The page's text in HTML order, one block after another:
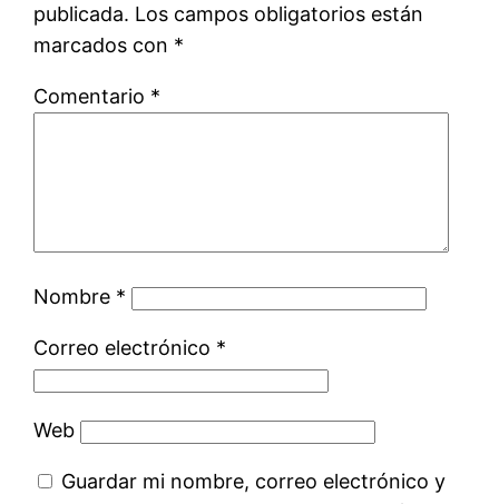
publicada. Los campos obligatorios están
marcados con *
Comentario *
Nombre *
Correo electrónico *
Web
Guardar mi nombre, correo electrónico y